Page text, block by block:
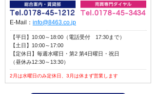
E-Mail： info@8463.co.jp
【平日】10:00～18:00（電話受付 17:30まで）
【土日】10:00～17:00
【定休日】毎週水曜日・第2 第4日曜日・祝日
（昼休み12:30～13:30）
2月は水曜日のみ定休日、3月は休まず営業します